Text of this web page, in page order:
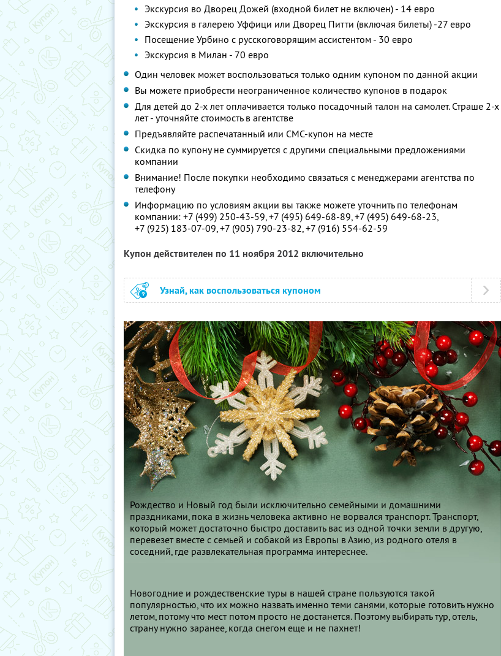
Экскурсия во Дворец Дожей (входной билет не включен) - 14 евро
Экскурсия в галерею Уффици или Дворец Питти (включая билеты) -27 евро
Посещение Урбино с русскоговорящим ассистентом - 30 евро
Экскурсия в Милан - 70 евро
Один человек может воспользоваться только одним купоном по данной акции
Вы можете приобрести неограниченное количество купонов в подарок
Для детей до 2-х лет оплачивается только посадочный талон на самолет. Страше 2-х
лет - уточняйте стоимость в агентстве
Предъявляйте распечатанный или СМС-купон на месте
Скидка по купону не суммируется с другими специальными предложениями
компании
Внимание! После покупки необходимо связаться с менеджерами агентства по
телефону
Информацию по условиям акции вы также можете уточнить по телефонам
компании: +7 (499) 250-43-59,+7 (495) 649-68-89,+7 (495) 649-68-23,
+7 (925) 183-07-09,+7 (905) 790-23-82,+7 (916) 554-62-59
Купон действителен по 11 ноября 2012 включительно
Узнай, как воспользоваться купоном
Рождество и Новый год были исключительно семейными и домашними
праздниками, пока в жизнь человека активно не ворвался транспорт. Транспорт,
который может достаточно быстро доставить вас из одной точки земли в другую,
перевезет вместе с семьей и собакой из Европы в Азию, из родного отеля в
соседний, где развлекательная программа интереснее.
Новогодние и рождественские туры в нашей стране пользуются такой
популярностью, что их можно назвать именно теми санями, которые готовить нужно
летом, потому что мест потом просто не достанется. Поэтому выбирать тур, отель,
страну нужно заранее, когда снегом еще и не пахнет!